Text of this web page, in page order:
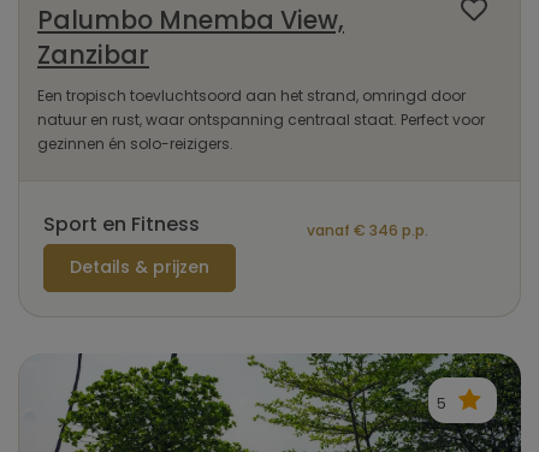
Palumbo Mnemba View,
Zanzibar
Een tropisch toevluchtsoord aan het strand, omringd door
natuur en rust, waar ontspanning centraal staat. Perfect voor
gezinnen én solo-reizigers.
Sport en Fitness vanaf € 346 p.p.
Details & prijzen
5